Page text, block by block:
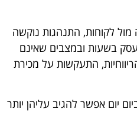
מול לקוחות, התנהגות נוקשה
בשעות ובמצבים שאינם
התעקשות על מכירת
יום אפשר להגיב עליהן יותר